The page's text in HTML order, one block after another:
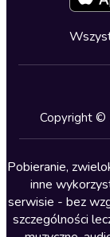
Kryminały
Lektury szkolne
Literatura
Literatura faktu
Literatura
Cykle
Copyright ©
Pobieranie,
inne
serwisie - bez
szczególności